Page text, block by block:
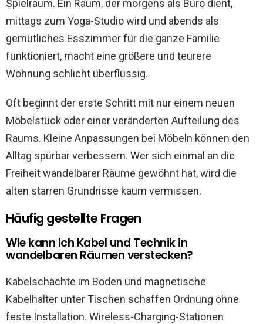
Spielraum. Ein Raum, der morgens als Büro dient,
mittags zum Yoga-Studio wird und abends als
gemütliches Esszimmer für die ganze Familie
funktioniert, macht eine größere und teurere
Wohnung schlicht überflüssig.
Oft beginnt der erste Schritt mit nur einem neuen
Möbelstück oder einer veränderten Aufteilung des
Raums. Kleine Anpassungen bei Möbeln können den
Alltag spürbar verbessern. Wer sich einmal an die
Freiheit wandelbarer Räume gewöhnt hat, wird die
alten starren Grundrisse kaum vermissen.
Häufig gestellte Fragen
Wie kann ich Kabel und Technik in
wandelbaren Räumen verstecken?
Kabelschächte im Boden und magnetische
Kabelhalter unter Tischen schaffen Ordnung ohne
feste Installation. Wireless-Charging-Stationen